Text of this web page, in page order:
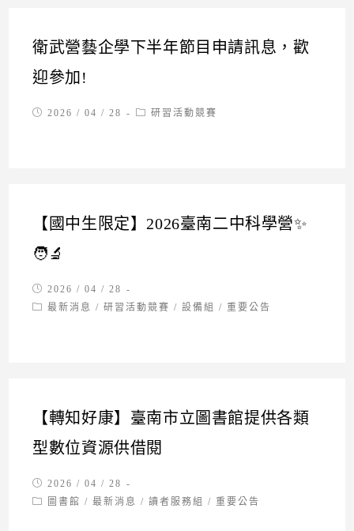
衛武營藝企學下半年節目申請訊息，歡
迎參加!
Post2026 / 04 / 28
Post研習活動競賽
【國中生限定】2026臺南二中科學營✨
🧑‍🔬
Post
published:
2026 / 04 / 28
Post最新消息 / 研習活動競賽 / 設備組 / 重要公告
【轉知好康】臺南市立圖書館提供各類
型數位資源供借閱
Post
published:
2026 / 04 / 28
Post圖書館 / 最新消息 / 讀者服務組 / 重要公告